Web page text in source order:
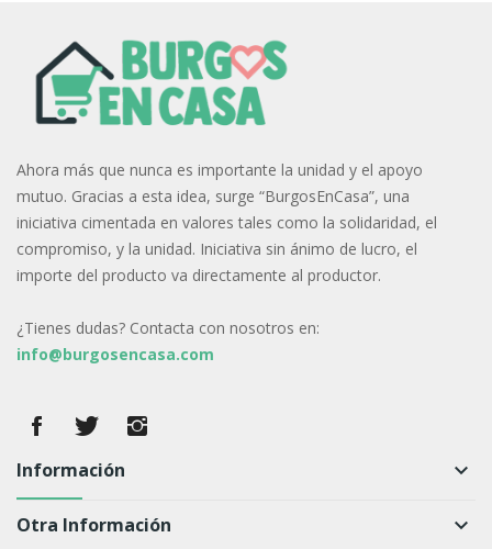
Ahora más que nunca es importante la unidad y el apoyo
mutuo. Gracias a esta idea, surge “BurgosEnCasa”, una
iniciativa cimentada en valores tales como la solidaridad, el
compromiso, y la unidad. Iniciativa sin ánimo de lucro, el
importe del producto va directamente al productor.
¿Tienes dudas? Contacta con nosotros en:
info@burgosencasa.com
Información keyboard_arrow_down
Otra Información keyboard_arrow_down